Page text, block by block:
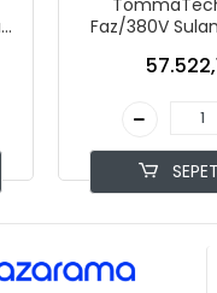
Faz/380V